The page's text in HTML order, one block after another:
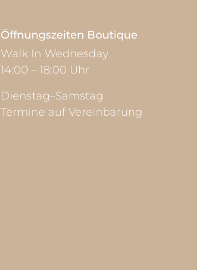
Öffnungszeiten Boutique
Walk In Wednesday
14:00 – 18:00 Uhr
Dienstag–Samstag
Termine auf Vereinbarung